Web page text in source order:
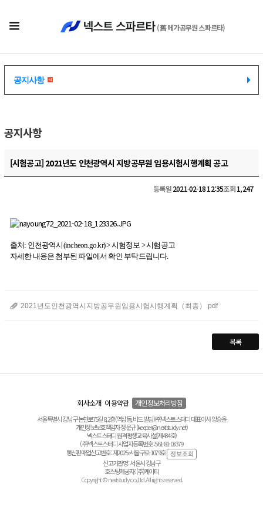
(舊 메가공무원 스파르타)
공지사항
공지사항
공지사항
[시험공고] 2021년도 인천광역시 지방공무원 임용시험시행계획 공고
등록일2021-02-18 12:35조회1,247
출처: 인천광역시(incheon.go.kr) > 시험정보 > 시험공고
자세한 내용은 첨부된 파일에서 확인 부탁드립니다.
2021년도인천광역시지방공무원임용시험시행계획（최종）.pdf
목록
회사소개 이용약관 개인정보처리방침
서울특별시 강남구 논현로75길 8, 2층(역삼동, 비드 빌딩) ㈜넥스트스터디 대표이사 양승윤
개인정보보호책임자 정운규 (keeper@nextstudy.net)
넥스트스터디 원격평생교육시설(제434호)
(주)넥스트스터디 사업자등록번호 : 561-81-03379
통신판매업신고번호 : 제2025-서울구로-1079호
신고기관명 : 서울시 강남구
호스팅제공자 : (주)케이티
Copyright © nextstudy.co.,Ltd. All rights reserved.